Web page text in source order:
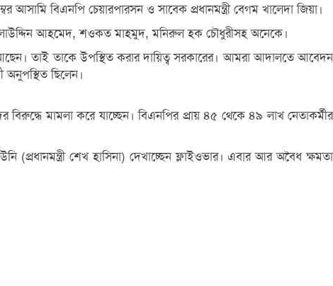
বিএনপি চেয়ারপারসন ও সাবেক প্রধানমন্ত্রী বেগম খালেদা জিয়া।
আহমেদ, শওকত মাহমুদ, মনিরুল হক চৌধুরীসহ অনেকে।
তাই তাকে উপস্থিত করার দায়িত্ব সরকারের। আমরা আদালতে আবেদন
অনুপস্থিত ছিলেন।
মামলা করে যাচ্ছেন। বিএনপির প্রায় ৪৫ থেকে ৪৯ লাখ নেতাকর্মীর
শেখ হাসিনা) দেখাচ্ছেন ফ্লাইওভার। এবার আর অবৈধ ক্ষমতা